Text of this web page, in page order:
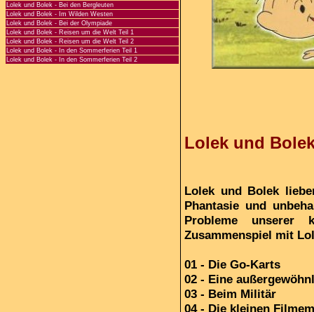
Lolek und Bolek - Bei den Bergleuten
Lolek und Bolek - Im Wilden Westen
Lolek und Bolek - Bei der Olympiade
Lolek und Bolek - Reisen um die Welt Teil 1
Lolek und Bolek - Reisen um die Welt Teil 2
Lolek und Bolek - In den Sommerferien Teil 1
Lolek und Bolek - In den Sommerferien Teil 2
Lolek und
Lolek und Bolek
Phantasie und
Probleme
Zusammenspiel mit
01 - Die Go-Karts
02 - Eine
03 - Beim Militär
04 - Die kleinen